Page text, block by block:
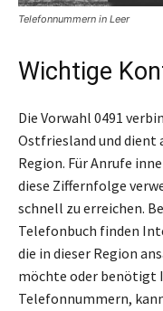
Telefonnummern in Leer
Wichtige
Die Vorwahl 0491
Ostfriesland und dient
Region. Für Anrufe
diese Ziffernfolge
schnell zu erreichen.
Telefonbuch finden
die in dieser Region
möchte oder benötigt
Telefonnummern,